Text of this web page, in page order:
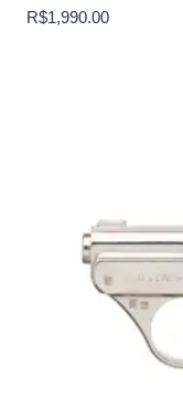
R$1,990.00